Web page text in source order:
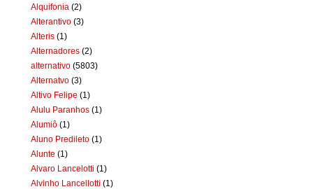
Alquifonia (2)
Alterantivo (3)
Alteris (1)
Alternadores (2)
alternativo (5803)
Alternatvo (3)
Altivo Felipe (1)
Alulu Paranhos (1)
Alumiô (1)
Aluno Predileto (1)
Alunte (1)
Alvaro Lancelotti (1)
Alvinho Lancellotti (1)